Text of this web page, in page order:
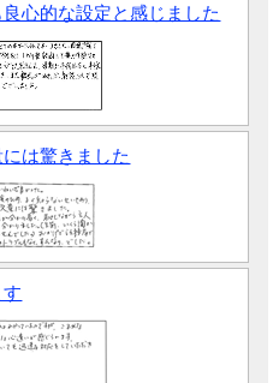
心的な設定と感じました
は驚きました